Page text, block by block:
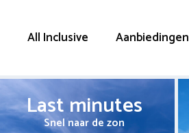
All Inclusive Aanbiedingen
Last minutes
Snel naar de zon